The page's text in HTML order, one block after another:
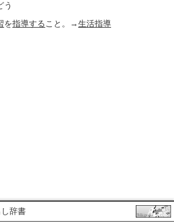
う
を指導する こと。→生活指導
辞書